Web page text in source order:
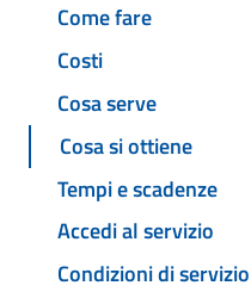
Come fare
Costi
Cosa serve
Cosa si ottiene
Tempi e scadenze
Accedi al servizio
Condizioni di servizio